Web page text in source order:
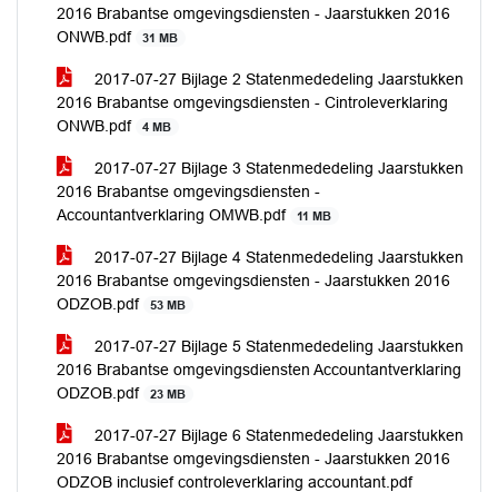
2016 Brabantse omgevingsdiensten - Jaarstukken 2016
ONWB.pdf
31 MB
2017-07-27 Bijlage 2 Statenmededeling Jaarstukken
2016 Brabantse omgevingsdiensten - Cintroleverklaring
ONWB.pdf
4 MB
2017-07-27 Bijlage 3 Statenmededeling Jaarstukken
2016 Brabantse omgevingsdiensten -
Accountantverklaring OMWB.pdf
11 MB
2017-07-27 Bijlage 4 Statenmededeling Jaarstukken
2016 Brabantse omgevingsdiensten - Jaarstukken 2016
ODZOB.pdf
53 MB
2017-07-27 Bijlage 5 Statenmededeling Jaarstukken
2016 Brabantse omgevingsdiensten Accountantverklaring
ODZOB.pdf
23 MB
2017-07-27 Bijlage 6 Statenmededeling Jaarstukken
2016 Brabantse omgevingsdiensten - Jaarstukken 2016
ODZOB inclusief controleverklaring accountant.pdf